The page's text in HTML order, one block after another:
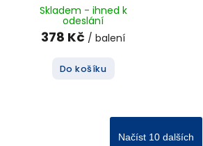
Skladem - ihned k
odeslání
378 Kč / balení
Do košíku
Načíst 10 dalších